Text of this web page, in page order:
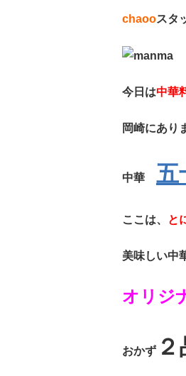
chaooスタ
今日は中華
岡崎にあり
中華 五
ここは、 と
美味しい中
オリジ
おかず